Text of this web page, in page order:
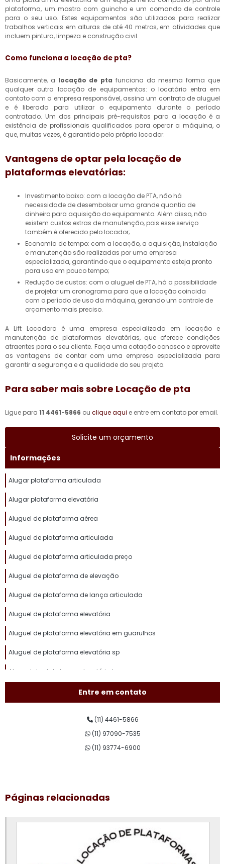
plataforma, um mastro com guincho e um comando de controle
para o seu uso. Estes equipamentos são utilizados para realizar
trabalhos verticais em alturas de até 40 metros, em atividades que
incluem pintura, limpeza e construção civil.
Como funciona a locação de pta?
Basicamente, a locação de pta funciona da mesma forma que
qualquer outra locação de equipamentos: o locatário entra em
contato com a empresa responsável, assina um contrato de aluguel
e é liberado para utilizar o equipamento durante o período
contratado. Um dos principais pré-requisitos para a locação é a
existência de profissionais qualificados para operar a máquina, o
que, muitas vezes, é garantido pelo próprio locador.
Vantagens de optar pela locação de
plataformas elevatórias:
Investimento baixo: com a locação de PTA, não há
necessidade de desembolsar uma grande quantia de
dinheiro para aquisição do equipamento. Além disso, não
existem custos extras de manutenção, pois esse serviço
também é oferecido pelo locador;
Economia de tempo: com a locação, a aquisição, instalação
e manutenção são realizadas por uma empresa
especializada, garantindo que o equipamento esteja pronto
para uso em pouco tempo;
Redução de custos: com o aluguel de PTA, há a possibilidade
de projetar um cronograma para que a locação coincida
com o período de uso da máquina, gerando um controle de
orçamento mais preciso.
A Lift Locadora é uma empresa especializada em locação e
manutenção de plataformas elevatórias, que oferece condições
atraentes para o seu cliente. Faça uma cotação conosco e aproveite
as vantagens de contar com uma empresa especializada para
garantir a segurança e a qualidade do seu projeto.
Para saber mais sobre Locação de pta
Ligue para 11 4461-5866 ou clique aqui e entre em contato por email.
Solicite um orçamento
Informações
Alugar plataforma articulada
Alugar plataforma elevatória
Aluguel de plataforma aérea
Aluguel de plataforma articulada
Aluguel de plataforma articulada preço
Aluguel de plataforma de elevação
Aluguel de plataforma de lança articulada
Aluguel de plataforma elevatória
Aluguel de plataforma elevatória em guarulhos
Aluguel de plataforma elevatória sp
Aluguel de plataforma elevatória tesoura
Aluguel de plataforma pantográfica
Aluguel plataforma tesoura
Assistência técnica de plataforma elevatória
Curso de plataforma elevatória valor
Empresa de aluguel de plataforma elevatória
Empresa de plataforma elevatória
Locação de plataforma aérea
Entre em contato
(11) 4461-5866
(11) 97090-7535
(11) 93774-6900
Páginas relacionadas